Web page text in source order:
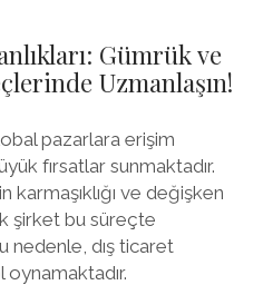
Gümrük ve
Uzmanlaşın!
pazarlara erişim
fırsatlar sunmaktadır.
karmaşıklığı ve değişken
şirket bu süreçte
nedenle, dış ticaret
oynamaktadır.